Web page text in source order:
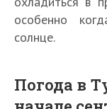
особенно
солнце.
Погода в